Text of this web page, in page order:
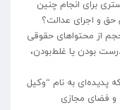
برای انجام چنین
حق و اجرای عدالت؟
از محتواهای حقوقی
بودن یا غلط‌بودن،
پدیده‌ای به نام “وکیل
و فضای مجازی